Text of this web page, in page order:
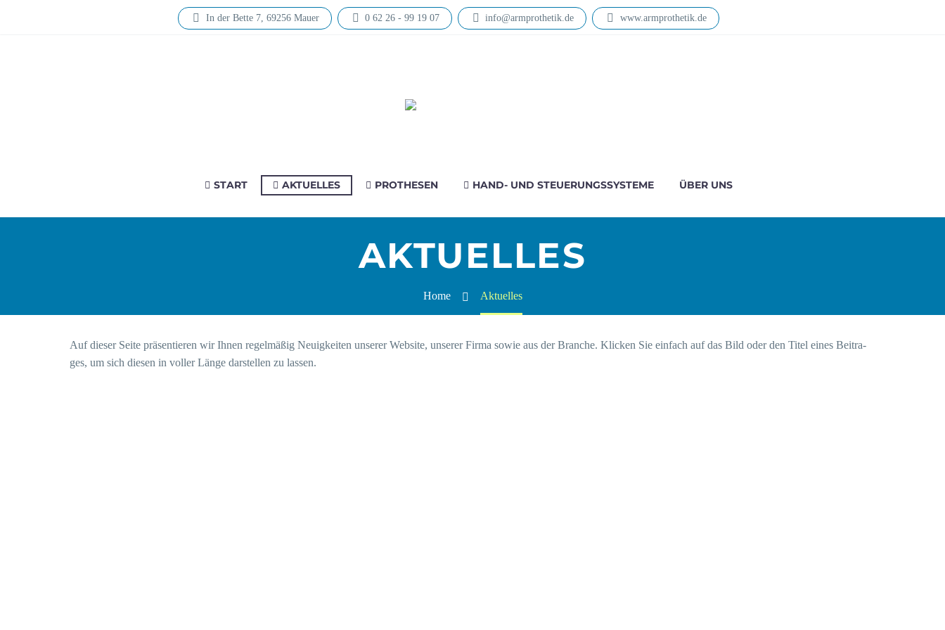
In der Bette 7, 69256 Mauer 0 62 26 - 99 19 07 info@armprothetik.de www.armprothetik.de
START AKTU­EL­LES PROTHESEN HAND- UND STEUERUNGSSYSTEME ÜBER UNS
AKTUELLES
Home Aktu­el­les
Auf die­ser Sei­te prä­sen­tie­ren wir Ihnen regel­mä­ßig Neu­ig­kei­ten unse­rer Web­site, unse­rer Fir­ma sowie aus der Bran­che. Kli­cken Sie ein­fach auf das Bild oder den Titel eines Bei­tra­
ges, um sich die­sen in vol­ler Län­ge dar­stel­len zu lassen.